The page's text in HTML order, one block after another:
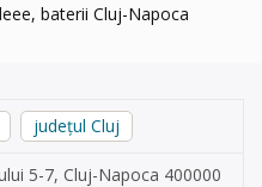
baterii Cluj-Napoca
județul Cluj
5-7, Cluj-Napoca 400000